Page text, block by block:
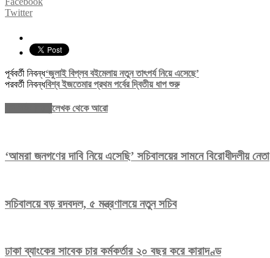
Twitter
পূর্ববর্তী নিবন্ধ‘জুলাই বিপ্লব বইমেলায় নতুন তাৎপর্য নিয়ে এসেছে’
পরবর্তী নিবন্ধবিশ্ব ইজতেমার প্রথম পর্বের দ্বিতীয় ধাপ শুরু
লেখক থেকে আরো
‘আমরা জনগণের দাবি নিয়ে এসেছি’ সচিবালয়ের সামনে বিরোধীদলীয় নেতা
সচিবালয়ে বড় রদবদল, ৫ মন্ত্রণালয়ে নতুন সচিব
ঢাকা ব্যাংকের সাবেক চার কর্মকর্তার ২০ বছর করে কারাদণ্ড